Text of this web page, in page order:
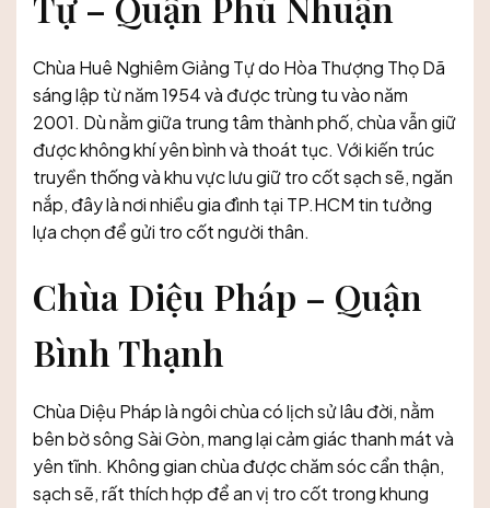
Chùa Huê Nghiêm Giảng Tự do Hòa Thượng Thọ Dã
sáng lập từ năm 1954 và được trùng tu vào năm
2001. Dù nằm giữa trung tâm thành phố, chùa vẫn giữ
được không khí yên bình và thoát tục. Với kiến trúc
truyền thống và khu vực lưu giữ tro cốt sạch sẽ, ngăn
nắp, đây là nơi nhiều gia đình tại TP.HCM tin tưởng
lựa chọn để gửi tro cốt người thân.
Chùa Diệu Pháp – Quận
Bình Thạnh
Chùa Diệu Pháp là ngôi chùa có lịch sử lâu đời, nằm
bên bờ sông Sài Gòn, mang lại cảm giác thanh mát và
yên tĩnh. Không gian chùa được chăm sóc cẩn thận,
sạch sẽ, rất thích hợp để an vị tro cốt trong khung